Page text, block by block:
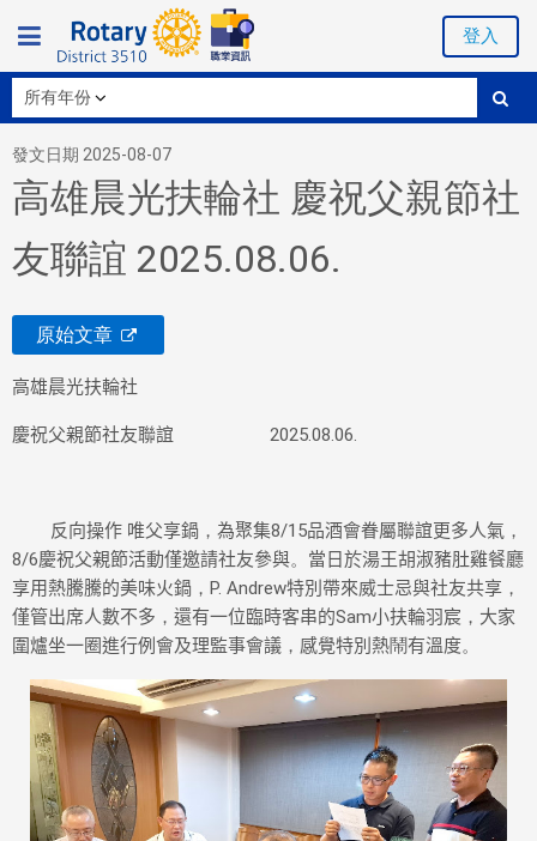
登入
發文日期 2025-08-07
高雄晨光扶輪社 慶祝父親節社
友聯誼 2025.08.06.
原始文章
高雄晨光扶輪社
慶祝父親節社友聯誼 2025.08.06.
反向操作 唯父享鍋 ， 為聚集8/15品酒會眷屬聯誼更多人氣，
8/6慶祝父親節活動僅邀請社友參與。 當日於湯王胡淑豬肚雞餐廳
享用熱騰騰的美味火鍋 ， P. Andrew特別帶來威士忌與社友共享 ，
僅管出席人數不多 ， 還有一位臨時客串的Sam小扶輪羽宸 ， 大家
圍爐坐一圈進行例會及理監事會議 ， 感覺特別熱鬧有溫度。